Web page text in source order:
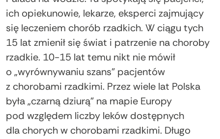
ich opiekunowie, lekarze, eksperci zajmujący
się leczeniem chorób rzadkich. W ciągu tych
15 lat zmienił się świat i patrzenie na choroby
rzadkie. 10-15 lat temu nikt nie mówił
o „wyrównywaniu szans” pacjentów
z chorobami rzadkimi. Przez wiele lat Polska
była „czarną dziurą” na mapie Europy
pod względem liczby leków dostępnych
dla chorych w chorobami rzadkimi. Długo